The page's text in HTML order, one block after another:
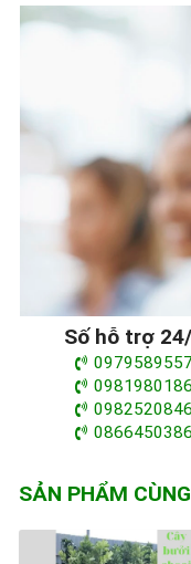
Số hỗ trợ
0979589557
0981980186
0982520846
0866450386
SẢN PHẨM